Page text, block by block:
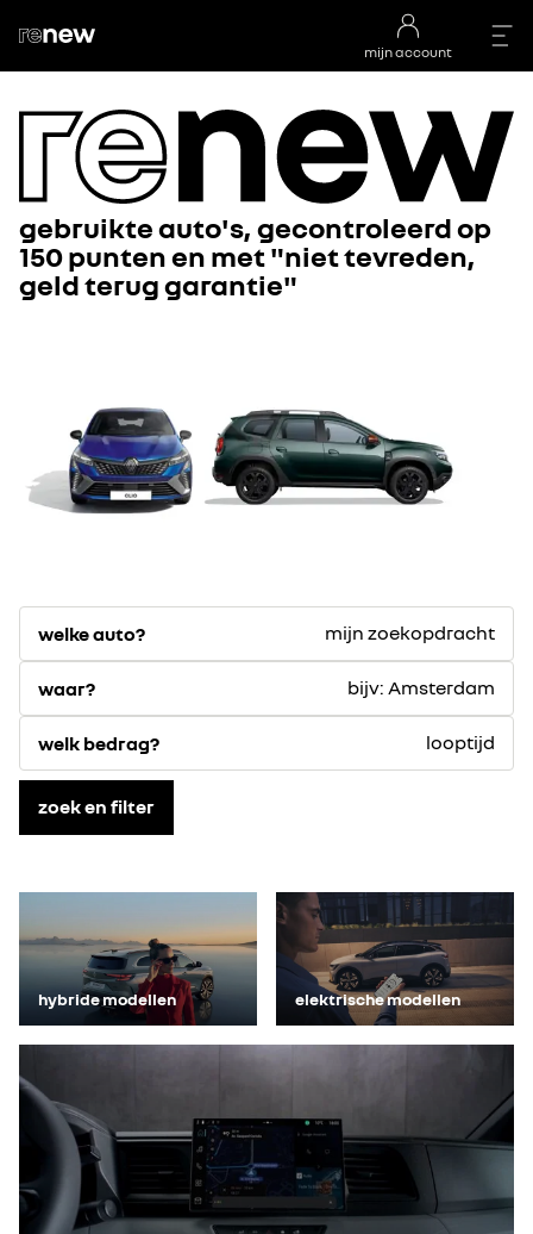
mijn account
gebruikte auto's, gecontroleerd op
150 punten en met "niet tevreden,
geld terug garantie"
welke auto? mijn zoekopdracht
waar? bijv: Amsterdam
welk bedrag? looptijd
zoek en filter
hybride modellen elektrische modellen